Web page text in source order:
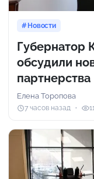
Новости
Губернатор
обсудили
партнерства
Елена Торопова
7 часов назад